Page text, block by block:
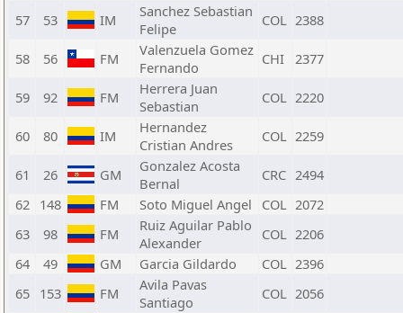
57 53 IM
Sanchez Sebastian
Felipe
COL 2388
58 56 FM
Valenzuela Gomez
Fernando
CHI 2377
59 92 FM
Herrera Juan
Sebastian
COL 2220
60 80 IM
Hernandez
Cristian Andres
COL 2259
61 26 GM
Gonzalez Acosta
Bernal
CRC 2494
62 148 FM Soto Miguel Angel COL 2072
63
98 FM
Ruiz Aguilar Pablo
Alexander
COL 2206
64
49 GM Garcia Gildardo COL 2396
65 153 FM
Avila Pavas
Santiago
COL 2056